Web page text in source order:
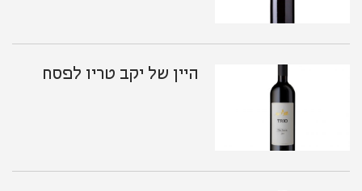
היין של יקב טריו לפסח